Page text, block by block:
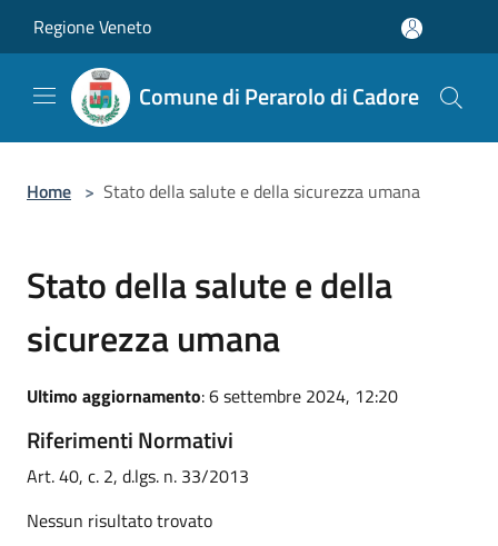
Regione Veneto
Comune di Perarolo di Cadore
Home > Stato della salute e della sicurezza umana
Stato della salute e della
sicurezza umana
Ultimo aggiornamento: 6 settembre 2024, 12:20
Riferimenti Normativi
Art. 40, c. 2, d.lgs. n. 33/2013
Nessun risultato trovato